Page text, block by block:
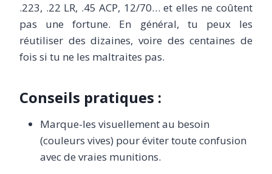
.223, .22 LR, .45 ACP, 12/70… et elles ne coûtent
pas une fortune. En général, tu peux les
réutiliser des dizaines, voire des centaines de
fois si tu ne les maltraites pas.
Conseils pratiques :
Marque-les visuellement au besoin
(couleurs vives) pour éviter toute confusion
avec de vraies munitions.